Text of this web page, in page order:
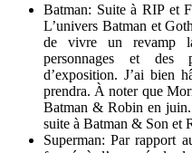
Batman: Suite à RIP et
L’univers Batman et
de vivre un revamp
personnages et des
d’exposition. J’ai bien
prendra. À noter que
Batman & Robin en
suite à Batman & Son et
Superman: Par rapport